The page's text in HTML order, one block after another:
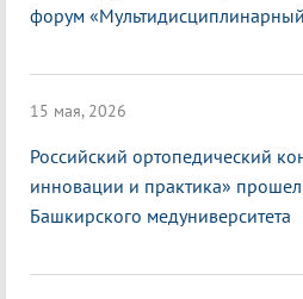
форум
15 мая, 2026
Российский ортопедический
инновации и практика»
Башкирского медуниверситета